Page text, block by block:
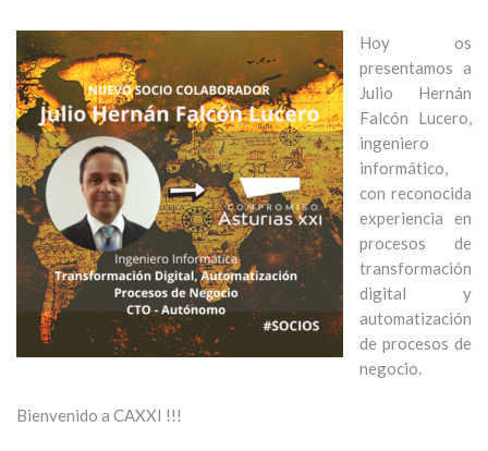
Hoy os
presentamos a
Julio Hernán
Falcón Lucero,
ingeniero
informático,
con reconocida
experiencia en
procesos de
transformación
digital y
automatización
de procesos de
negocio.
Bienvenido a CAXXI !!!